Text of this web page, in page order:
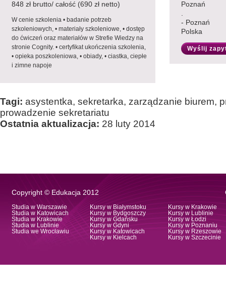
848 zł brutto/ całość (690 zł netto)
W cenie szkolenia • badanie potrzeb
szkoleniowych, • materiały szkoleniowe, • dostęp
do ćwiczeń oraz materiałów w Strefie Wiedzy na
stronie Cognity. • certyfikat ukończenia szkolenia,
• opieka poszkoleniowa, • obiady, • ciastka, ciepłe
i zimne napoje
Poznań
.
- Poznań
Polska
Wyślij
Tagi: asystentka, sekretarka, zarządzanie biurem,
prowadzenie sekretariatu
Ostatnia aktualizacja: 28 luty 2014
Copyright © Edukacja 2012
Studia w Warszawie
Studia w Katowicach
Studia w Krakowie
Studia w Lublinie
Studia we Wrocławiu
Kursy w Białymstoku
Kursy w Bydgoszczy
Kursy w Gdańsku
Kursy w Gdyni
Kursy w Katowicach
Kursy w Kielcach
Kursy w Krakowie
Kursy w Lublinie
Kursy w Łodzi
Kursy w Poznaniu
Kursy w Rzeszowie
Kursy w Szczecinie